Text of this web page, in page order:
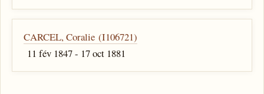
CARCEL, Coralie (I106721)
11 fév 1847 - 17 oct 1881